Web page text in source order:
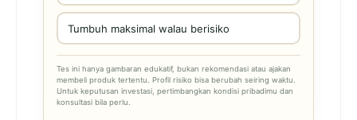
Tumbuh maksimal walau berisiko
Tes ini hanya gambaran edukatif, bukan rekomendasi atau ajakan
membeli produk tertentu. Profil risiko bisa berubah seiring waktu.
Untuk keputusan investasi, pertimbangkan kondisi pribadimu dan
konsultasi bila perlu.